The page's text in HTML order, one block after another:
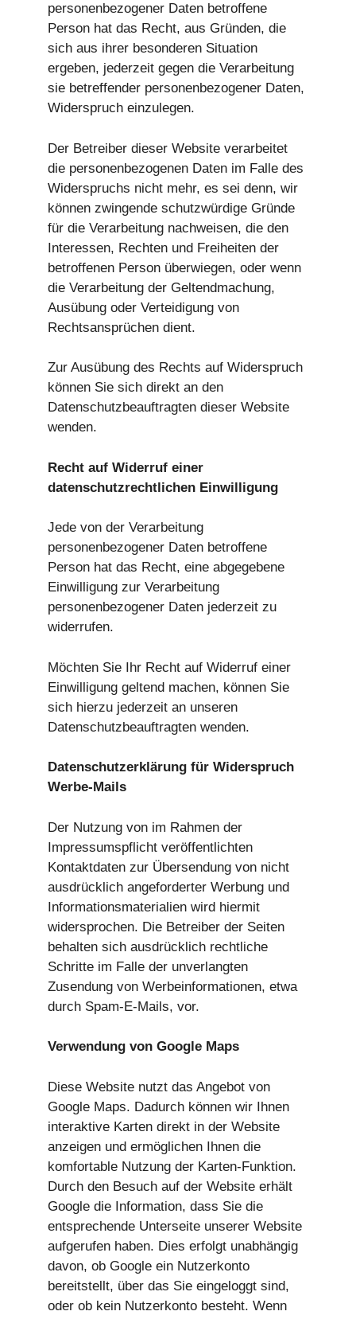
personenbezogener Daten betroffene
Person hat das Recht, aus Gründen, die
sich aus ihrer besonderen Situation
ergeben, jederzeit gegen die Verarbeitung
sie betreffender personenbezogener Daten,
Widerspruch einzulegen.
Der Betreiber dieser Website verarbeitet
die personenbezogenen Daten im Falle des
Widerspruchs nicht mehr, es sei denn, wir
können zwingende schutzwürdige Gründe
für die Verarbeitung nachweisen, die den
Interessen, Rechten und Freiheiten der
betroffenen Person überwiegen, oder wenn
die Verarbeitung der Geltendmachung,
Ausübung oder Verteidigung von
Rechtsansprüchen dient.
Zur Ausübung des Rechts auf Widerspruch
können Sie sich direkt an den
Datenschutzbeauftragten dieser Website
wenden.
Recht auf Widerruf einer
datenschutzrechtlichen Einwilligung
Jede von der Verarbeitung
personenbezogener Daten betroffene
Person hat das Recht, eine abgegebene
Einwilligung zur Verarbeitung
personenbezogener Daten jederzeit zu
widerrufen.
Möchten Sie Ihr Recht auf Widerruf einer
Einwilligung geltend machen, können Sie
sich hierzu jederzeit an unseren
Datenschutzbeauftragten wenden.
Datenschutzerklärung für Widerspruch
Werbe-Mails
Der Nutzung von im Rahmen der
Impressumspflicht veröffentlichten
Kontaktdaten zur Übersendung von nicht
ausdrücklich angeforderter Werbung und
Informationsmaterialien wird hiermit
widersprochen. Die Betreiber der Seiten
behalten sich ausdrücklich rechtliche
Schritte im Falle der unverlangten
Zusendung von Werbeinformationen, etwa
durch Spam-E-Mails, vor.
Verwendung von Google Maps
Diese Website nutzt das Angebot von
Google Maps. Dadurch können wir Ihnen
interaktive Karten direkt in der Website
anzeigen und ermöglichen Ihnen die
komfortable Nutzung der Karten-Funktion.
Durch den Besuch auf der Website erhält
Google die Information, dass Sie die
entsprechende Unterseite unserer Website
aufgerufen haben. Dies erfolgt unabhängig
davon, ob Google ein Nutzerkonto
bereitstellt, über das Sie eingeloggt sind,
oder ob kein Nutzerkonto besteht. Wenn